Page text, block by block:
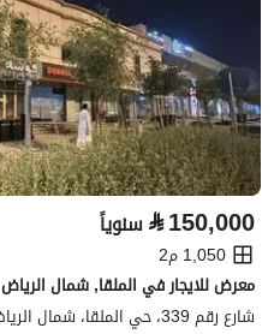
⃁150,000 سنوياً
1,050 م2
معرض للايجار في الملقا, شمال الرياض
شارع رقم 339، حي الملقا، شمال الرياض، الرياض